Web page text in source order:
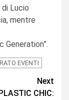
Lucio
mentre
Generation”.
EVENTI
Next
CHIC: